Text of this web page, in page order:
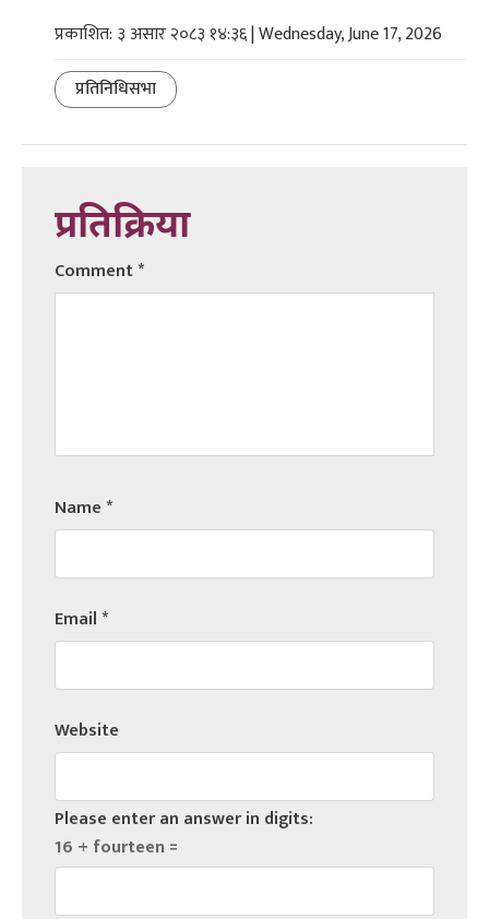
प्रकाशित: ३ असार २०८३ १४:३६ | Wednesday, June 17, 2026
प्रतिनिधिसभा
प्रतिक्रिया
Comment*
Name*
Email*
Website
Please enter an answer in digits:
16 + fourteen =